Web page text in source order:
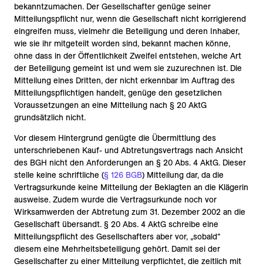
bekanntzumachen. Der Gesellschafter genüge seiner
Mitteilungspflicht nur, wenn die Gesellschaft nicht korrigierend
eingreifen muss, vielmehr die Beteiligung und deren Inhaber,
wie sie ihr mitgeteilt worden sind, bekannt machen könne,
ohne dass in der Öffentlichkeit Zweifel entstehen, welche Art
der Beteiligung gemeint ist und wem sie zuzurechnen ist. Die
Mitteilung eines Dritten, der nicht erkennbar im Auftrag des
Mitteilungspflichtigen handelt, genüge den gesetzlichen
Voraussetzungen an eine Mitteilung nach § 20 AktG
grundsätzlich nicht.
Vor diesem Hintergrund genügte die Übermittlung des
unterschriebenen Kauf- und Abtretungsvertrags nach Ansicht
des BGH nicht den Anforderungen an § 20 Abs. 4 AktG. Dieser
stelle keine schriftliche (§ 126 BGB) Mitteilung dar, da die
Vertragsurkunde keine Mitteilung der Beklagten an die Klägerin
ausweise. Zudem wurde die Vertragsurkunde noch vor
Wirksamwerden der Abtretung zum 31. Dezember 2002 an die
Gesellschaft übersandt. § 20 Abs. 4 AktG schreibe eine
Mitteilungspflicht des Gesellschafters aber vor, „sobald“
diesem eine Mehrheitsbeteiligung gehört. Damit sei der
Gesellschafter zu einer Mitteilung verpflichtet, die zeitlich mit